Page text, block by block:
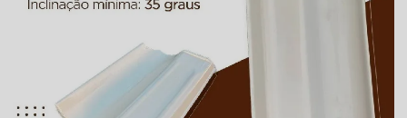
Telha americana resinada cores
Telha americana resinada mesclada
Telha americana resinada preço